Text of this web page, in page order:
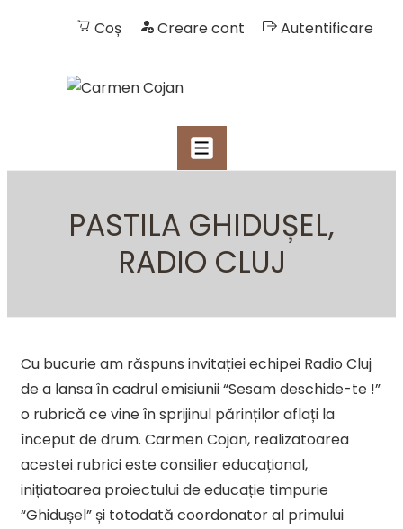
Coș Creare cont Autentificare
NAVIGARE
PRIMARĂ
MENIU
PASTILA GHIDUȘEL,
RADIO CLUJ
Cu bucurie am răspuns invitației echipei Radio Cluj
de a lansa în cadrul emisiunii “Sesam deschide-te !”
o rubrică ce vine în sprijinul părinților aflați la
început de drum. Carmen Cojan, realizatoarea
acestei rubrici este consilier educațional,
inițiatoarea proiectului de educație timpurie
“Ghidușel” și totodată coordonator al primului